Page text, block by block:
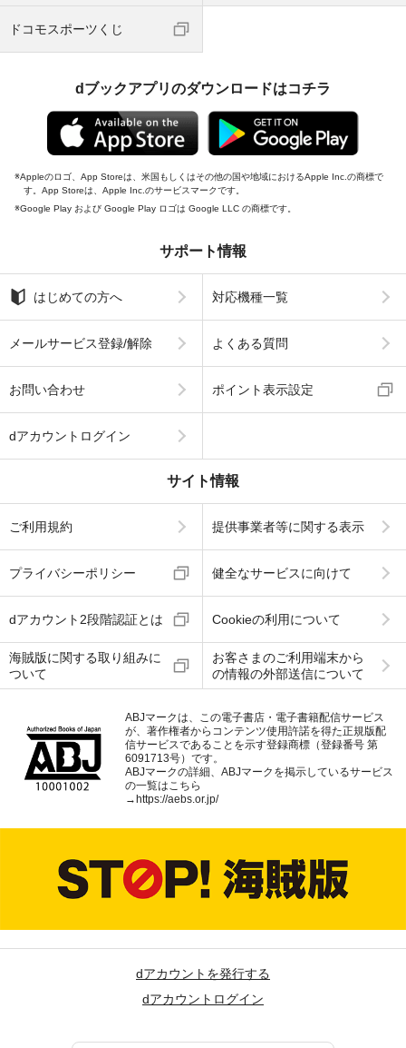
ドコモスポーツくじ
dブックアプリのダウンロードはコチラ
Appleのロゴ、App Storeは、米国もしくはその他の国や地域におけるApple Inc.の商標で
す。App Storeは、Apple Inc.のサービスマークです。
Google Play および Google Play ロゴは Google LLC の商標です。
サポート情報
はじめての方へ 対応機種一覧
メールサービス登録/解除 よくある質問
お問い合わせ ポイント表示設定
dアカウントログイン
サイト情報
ご利用規約 提供事業者等に関する表示
プライバシーポリシー 健全なサービスに向けて
dアカウント2段階認証とは Cookieの利用について
海賊版に関する取り組みに
ついて
お客さまのご利用端末から
の情報の外部送信について
ABJマークは、この電子書店・電子書籍配信サービス
が、著作権者からコンテンツ使用許諾を得た正規版配
信サービスであることを示す登録商標（登録番号 第
6091713号）です。
ABJマークの詳細、ABJマークを掲示しているサービス
の一覧はこちら
→ https://aebs.or.jp/
dアカウントを発行する
dアカウントログイン